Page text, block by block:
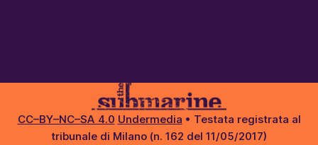
CC–BY–NC–SA 4.0 Undermedia • Testata registrata al
tribunale di Milano (n. 162 del 11/05/2017)